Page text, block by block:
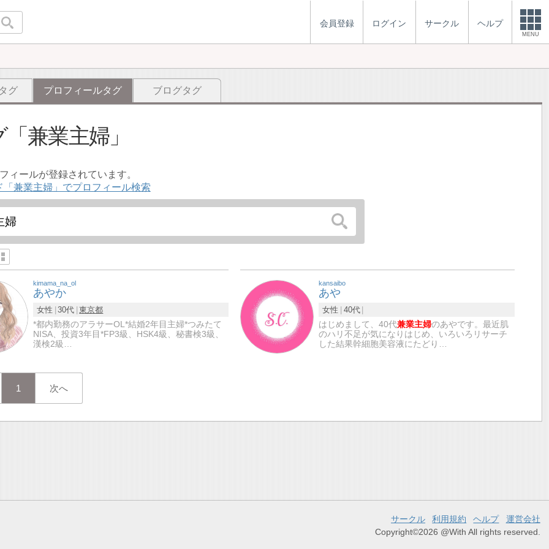
会員登録 ログイン サークル ヘルプ
MENU
グ プロフィールタグ ブログタグ
兼業主婦
ィールが登録されています。
「兼業主婦」でプロフィール検索
kimama_na_ol
あやか
女性 30代 東京都
*都内勤務のアラサーOL*結婚2年目主婦*つみたて
NISA、投資3年目*FP3級、HSK4級、秘書検3級、
漢検2級…
kansaibo
あや
女性
40代
はじめまして、40代兼業主婦のあやです。最近肌
のハリ不足が気になりはじめ、いろいろリサーチ
した結果幹細胞美容液にたどり…
1 次へ
サークル 利用規約 ヘルプ
運営会社
Copyright©2026 @With All rights reserved.